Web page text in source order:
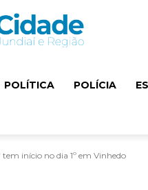
POLÍTICA POLÍCIA
início no dia 1º em Vinhedo